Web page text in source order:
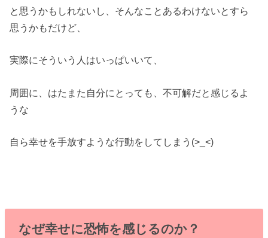
と思うかもしれないし、そんなことあるわけないとすら
思うかもだけど、
実際にそういう人はいっぱいいて、
周囲に、はたまた自分にとっても、不可解だと感じるよ
うな
自ら幸せを手放すような行動をしてしまう(>_<)
なぜ幸せに恐怖を感じるのか？